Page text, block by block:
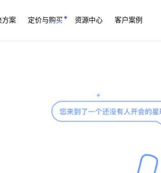
方案 定价与购买 资源中心 客户案例